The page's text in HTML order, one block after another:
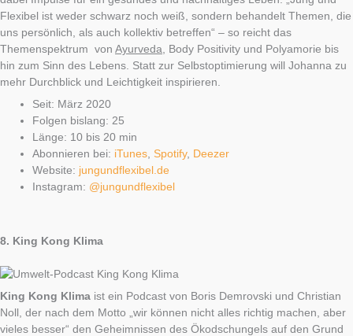
Flexibel ist weder schwarz noch weiß, sondern behandelt Themen, die
uns persönlich, als auch kollektiv betreffen“ – so reicht das
Themenspektrum von Ayurveda , Body Positivity und Polyamorie bis
hin zum Sinn des Lebens. Statt zur Selbstoptimierung will Johanna zu
mehr Durchblick und Leichtigkeit inspirieren.
Seit: März 2020
Folgen bislang: 25
Länge: 10 bis 20 min
Abonnieren bei: iTunes Spotify, Deezer
Website: jungundflexibel.de
Instagram: @jungundflexibel
8. King Kong Klima
King Kong Klima ist ein Podcast von Boris Demrovski und Christian
Noll, der nach dem Motto „wir können nicht alles richtig machen, aber
vieles besser“ den Geheimnissen des Ökodschungels auf den Grund